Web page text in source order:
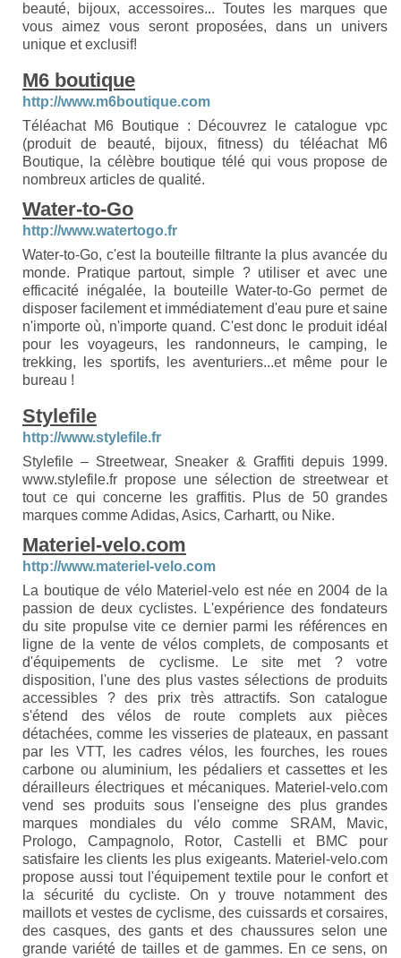
beauté, bijoux, accessoires... Toutes les marques que
vous aimez vous seront proposées, dans un univers
unique et exclusif!
M6 boutique
http://www.m6boutique.com
Téléachat M6 Boutique : Découvrez le catalogue vpc
(produit de beauté, bijoux, fitness) du téléachat M6
Boutique, la célèbre boutique télé qui vous propose de
nombreux articles de qualité.
Water-to-Go
http://www.watertogo.fr
Water-to-Go, c'est la bouteille filtrante la plus avancée du
monde. Pratique partout, simple ? utiliser et avec une
efficacité inégalée, la bouteille Water-to-Go permet de
disposer facilement et immédiatement d'eau pure et saine
n'importe où, n'importe quand. C'est donc le produit idéal
pour les voyageurs, les randonneurs, le camping, le
trekking, les sportifs, les aventuriers...et même pour le
bureau !
Stylefile
http://www.stylefile.fr
Stylefile – Streetwear, Sneaker & Graffiti depuis 1999.
www.stylefile.fr propose une sélection de streetwear et
tout ce qui concerne les graffitis. Plus de 50 grandes
marques comme Adidas, Asics, Carhartt, ou Nike.
Materiel-velo.com
http://www.materiel-velo.com
La boutique de vélo Materiel-velo est née en 2004 de la
passion de deux cyclistes. L'expérience des fondateurs
du site propulse vite ce dernier parmi les références en
ligne de la vente de vélos complets, de composants et
d'équipements de cyclisme. Le site met ? votre
disposition, l'une des plus vastes sélections de produits
accessibles ? des prix très attractifs. Son catalogue
s'étend des vélos de route complets aux pièces
détachées, comme les visseries de plateaux, en passant
par les VTT, les cadres vélos, les fourches, les roues
carbone ou aluminium, les pédaliers et cassettes et les
dérailleurs électriques et mécaniques. Materiel-velo.com
vend ses produits sous l'enseigne des plus grandes
marques mondiales du vélo comme SRAM, Mavic,
Prologo, Campagnolo, Rotor, Castelli et BMC pour
satisfaire les clients les plus exigeants. Materiel-velo.com
propose aussi tout l'équipement textile pour le confort et
la sécurité du cycliste. On y trouve notamment des
maillots et vestes de cyclisme, des cuissards et corsaires,
des casques, des gants et des chaussures selon une
grande variété de tailles et de gammes. En ce sens, on